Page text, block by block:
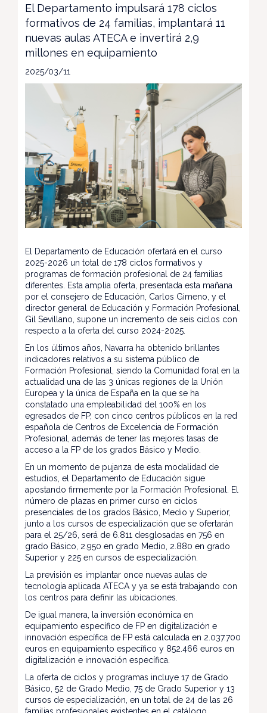
El Departamento impulsará 178 ciclos
formativos de 24 familias, implantará 11
nuevas aulas ATECA e invertirá 2,9
millones en equipamiento
2025/03/11
El Departamento de Educación ofertará en el curso
2025-2026 un total de 178 ciclos formativos y
programas de formación profesional de 24 familias
diferentes. Esta amplia oferta, presentada esta mañana
por el consejero de Educación, Carlos Gimeno, y el
director general de Educación y Formación Profesional,
Gil Sevillano, supone un incremento de seis ciclos con
respecto a la oferta del curso 2024-2025.
En los últimos años, Navarra ha obtenido brillantes
indicadores relativos a su sistema público de
Formación Profesional, siendo la Comunidad foral en la
actualidad una de las 3 únicas regiones de la Unión
Europea y la única de España en la que se ha
constatado una empleabilidad del 100% en los
egresados de FP, con cinco centros públicos en la red
española de Centros de Excelencia de Formación
Profesional, además de tener las mejores tasas de
acceso a la FP de los grados Básico y Medio.
En un momento de pujanza de esta modalidad de
estudios, el Departamento de Educación sigue
apostando firmemente por la Formación Profesional. El
número de plazas en primer curso en ciclos
presenciales de los grados Básico, Medio y Superior,
junto a los cursos de especialización que se ofertarán
para el 25/26, será de 6.811 desglosadas en 756 en
grado Básico, 2.950 en grado Medio, 2.880 en grado
Superior y 225 en cursos de especialización.
La previsión es implantar once nuevas aulas de
tecnología aplicada ATECA y ya se está trabajando con
los centros para definir las ubicaciones.
De igual manera, la inversión económica en
equipamiento específico de FP en digitalización e
innovación específica de FP está calculada en 2.037.700
euros en equipamiento específico y 852.466 euros en
digitalización e innovación específica.
La oferta de ciclos y programas incluye 17 de Grado
Básico, 52 de Grado Medio, 75 de Grado Superior y 13
cursos de especialización, en un total de 24 de las 26
familias profesionales existentes en el catálogo